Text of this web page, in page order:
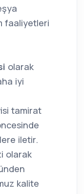
faaliyetleri
olarak
iyi
tamirat
iletir.
olarak
kalite